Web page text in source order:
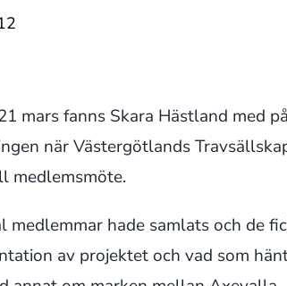
mars fanns Skara Hästland med på
när Västergötlands
medlemsmöte.
medlemmar hade samlats och de
av projektet och vad som